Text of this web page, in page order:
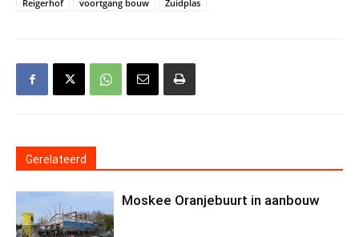
Reigerhof
voortgang bouw Zuidplas
Gerelateerd
Moskee Oranjebuurt in aanbouw